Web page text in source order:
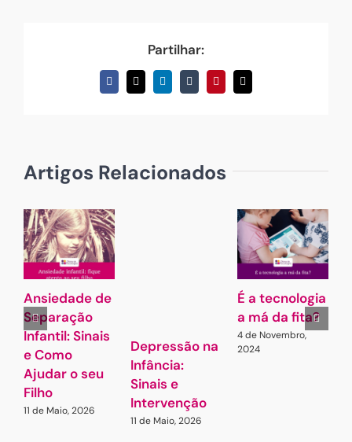
Partilhar:
Facebook
X LinkedInTumblrPinterestEmail
(necessário
Artigos Relacionados
Ansiedade de
Separação
Infantil: Sinais
e Como
Ajudar o seu
Filho
11 de Maio, 2026
Depressão na
Infância:
Sinais e
Intervenção
11 de Maio, 2026
É a tecnologia
a má da fita?
4 de Novembro,
2024